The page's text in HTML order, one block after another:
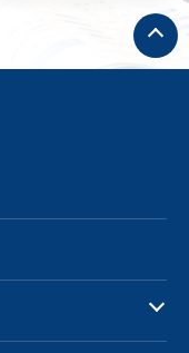
ト
ッ
プ
へ